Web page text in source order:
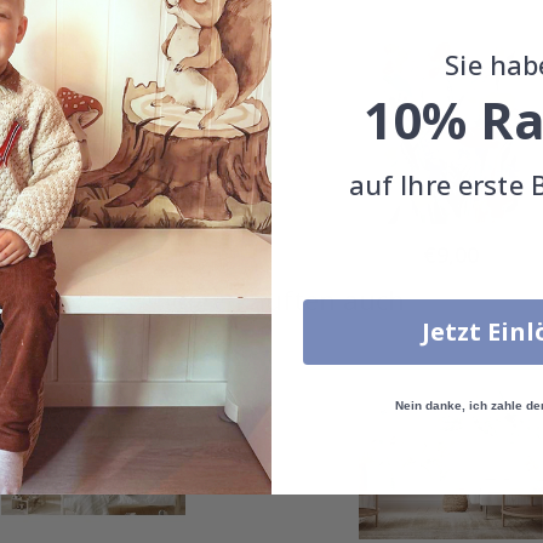
Special
Price
€9,00
Andere kauften auch
Sie
10%
auf Ihre erste
Jetzt
Nein danke, ich zahle